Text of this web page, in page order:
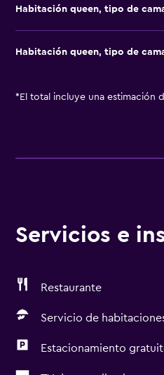
Habitación queen, tipo de
Habitación queen, tipo de
* El total incluye una estimación
Servicios e
Restaurante
Servicio de
Estacionamiento